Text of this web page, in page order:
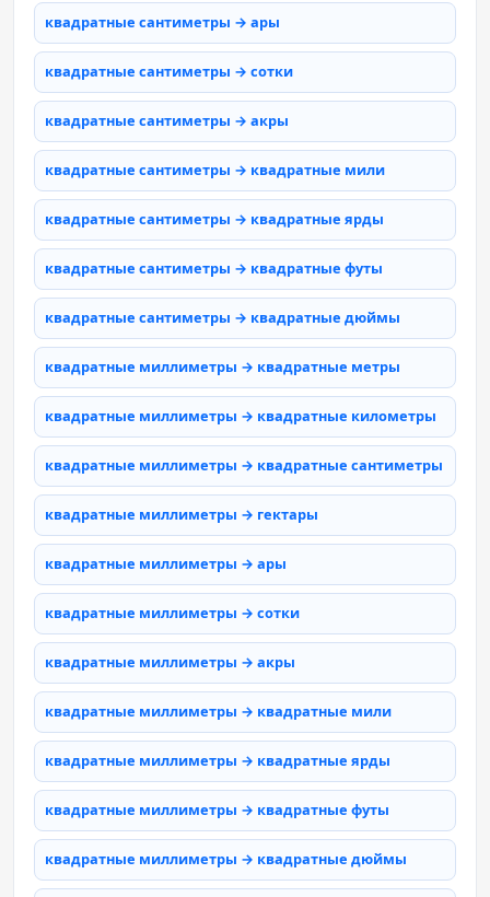
квадратные сантиметры → ары
квадратные сантиметры → сотки
квадратные сантиметры → акры
квадратные сантиметры → квадратные мили
квадратные сантиметры → квадратные ярды
квадратные сантиметры → квадратные футы
квадратные сантиметры → квадратные дюймы
квадратные миллиметры → квадратные метры
квадратные миллиметры → квадратные километры
квадратные миллиметры → квадратные сантиметры
квадратные миллиметры → гектары
квадратные миллиметры → ары
квадратные миллиметры → сотки
квадратные миллиметры → акры
квадратные миллиметры → квадратные мили
квадратные миллиметры → квадратные ярды
квадратные миллиметры → квадратные футы
квадратные миллиметры → квадратные дюймы